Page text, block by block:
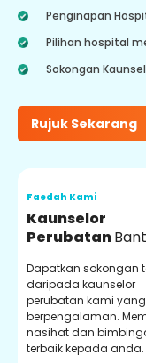
Penginapan
Pilihan hospital
Sokongan
Rujuk Sekarang
Faedah Kami
Kaunselor
Perubatan
Dapatkan sokongan
daripada kaunselor
perubatan kami yang
berpengalaman.
nasihat dan
terbaik kepada anda.